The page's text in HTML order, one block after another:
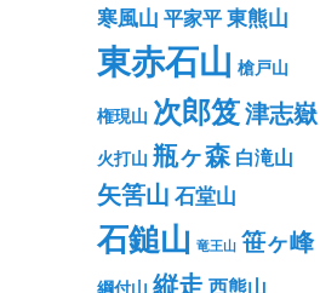
寒風山 平家平東熊山
東赤石山 槍戸山
権現山 次郎笈津志嶽
火打山 瓶ヶ森 白滝山
矢筈山 石堂山
石鎚山 竜王山 笹ヶ峰
綱付山 縦走西熊山